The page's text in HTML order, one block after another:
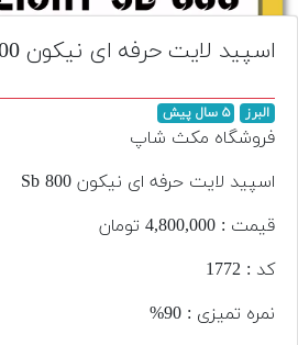
تجهیزات
مکث
افزودن
دست
قیمت
اسپید لایت حرفه ای نیکون Sb 800
البرز ۵ سال پیش
فروشگاه مکث شاپ
اسپید لایت حرفه ای نیکون Sb 800
قیمت : 4,800,000 تومان
کد : 1772
نمره تمیزی : 90%